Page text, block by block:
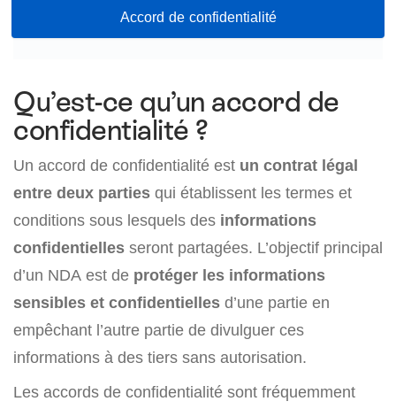
Accord de confidentialité
Qu’est-ce qu’un accord de
confidentialité ?
Un accord de confidentialité est un contrat légal
entre deux parties qui établissent les termes et
conditions sous lesquels des informations
confidentielles seront partagées. L’objectif principal
d’un NDA est de protéger les informations
sensibles et confidentielles d’une partie en
empêchant l’autre partie de divulguer ces
informations à des tiers sans autorisation.
Les accords de confidentialité sont fréquemment